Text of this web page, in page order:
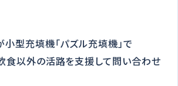
型充填機「パズル充填機」で
食以外の活路を支援して問い合わせ